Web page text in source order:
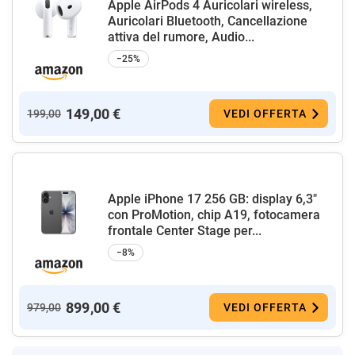
Apple AirPods 4 Auricolari wireless,
Auricolari Bluetooth, Cancellazione
attiva del rumore, Audio...
−25%
199,00 149,00 € VEDI OFFERTA
Apple iPhone 17 256 GB: display 6,3"
con ProMotion, chip A19, fotocamera
frontale Center Stage per...
−8%
979,00 899,00 € VEDI OFFERTA